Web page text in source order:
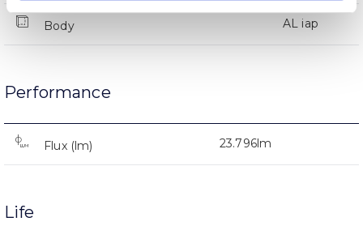
Body AL iap
Performance
Flux (lm) 23.796lm
Life